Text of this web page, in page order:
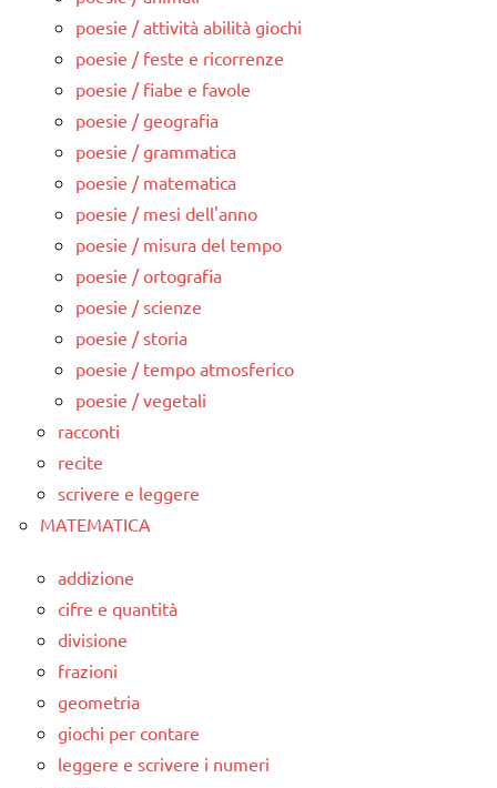
poesie / attività abilità giochi
poesie / feste e ricorrenze
poesie / fiabe e favole
poesie / geografia
poesie / grammatica
poesie / matematica
poesie / mesi dell'anno
poesie / misura del tempo
poesie / ortografia
poesie / scienze
poesie / storia
poesie / tempo atmosferico
poesie / vegetali
racconti
recite
scrivere e leggere
MATEMATICA
addizione
cifre e quantità
divisione
frazioni
geometria
giochi per contare
leggere e scrivere i numeri